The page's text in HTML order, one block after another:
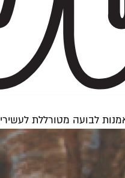
לבועה מטורללת